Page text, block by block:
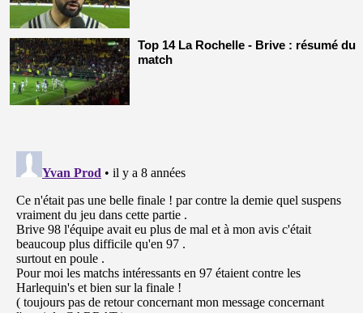
Top 14 La Rochelle - Brive : résumé du
match